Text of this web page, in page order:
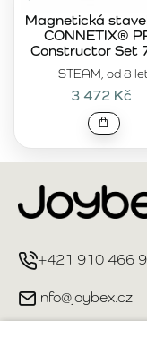
STEAM, od 8
Magnetická
CONNETIX®
Constructor Set
3 472 Kč
+421 910 466
info@joybex.cz